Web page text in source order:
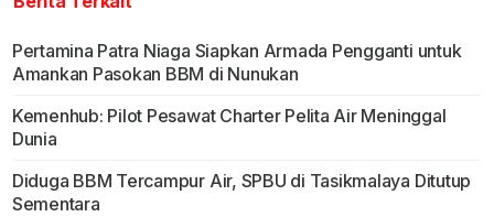
Pertamina Patra Niaga Siapkan Armada Pengganti untuk
Amankan Pasokan BBM di Nunukan
Kemenhub: Pilot Pesawat Charter Pelita Air Meninggal
Dunia
Diduga BBM Tercampur Air, SPBU di Tasikmalaya Ditutup
Sementara